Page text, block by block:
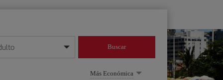
mes/año
Buscar
Más Económica